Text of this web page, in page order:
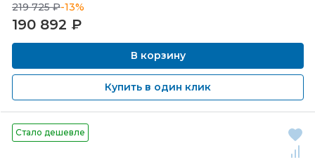
219 725 ₽-13%
190 892 ₽
В корзину
Купить в один клик
Стало дешевле